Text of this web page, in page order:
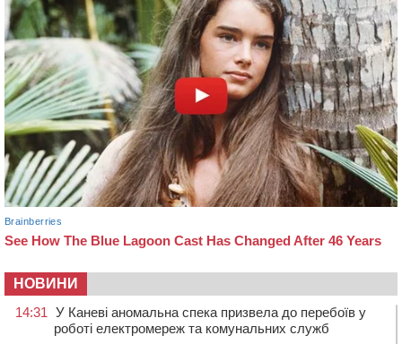
НОВИНИ
14:31 У Каневі аномальна спека призвела до перебоїв у
роботі електромереж та комунальних служб